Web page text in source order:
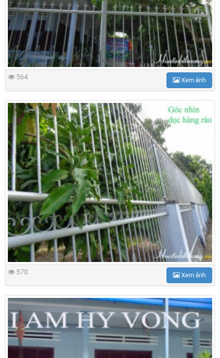
564 Xem ảnh
570 Xem ảnh